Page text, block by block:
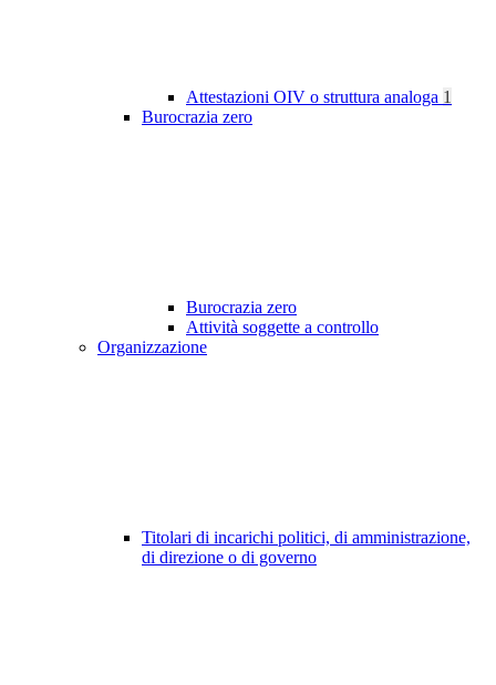
Attestazioni OIV o struttura analoga 1
Burocrazia zero
Burocrazia zero
Attività soggette a controllo
Organizzazione
Titolari di incarichi politici, di amministrazione,
di direzione o di governo